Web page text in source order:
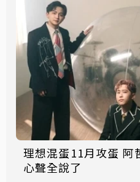
理想混蛋11月攻蛋 阿
心聲全說了